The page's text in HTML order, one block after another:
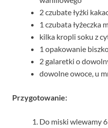
2 czubate łyżki
1 czubata łyżeczka
kilka kropli soku z
1 opakowanie
2 galaretki o
dowolne owoce, u
Przygotowanie:
Do miski wlewamy